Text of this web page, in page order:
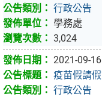
行政公告
學務處
3,024
2021-09-16
疫苗假請
行政公告